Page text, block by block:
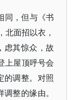
同，但与《书
北面招以衣，
虑其惊众，故
上屋顶呼号会
的调整。对照
整的缘由。